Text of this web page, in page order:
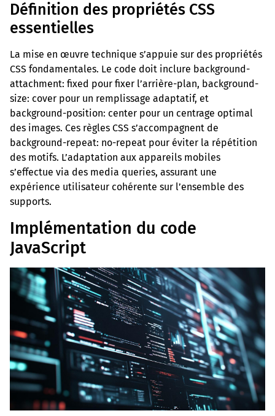
Définition des propriétés CSS
essentielles
La mise en œuvre technique s’appuie sur des propriétés
CSS fondamentales. Le code doit inclure background-
attachment: fixed pour fixer l’arrière-plan, background-
size: cover pour un remplissage adaptatif, et
background-position: center pour un centrage optimal
des images. Ces règles CSS s’accompagnent de
background-repeat: no-repeat pour éviter la répétition
des motifs. L’adaptation aux appareils mobiles
s’effectue via des media queries, assurant une
expérience utilisateur cohérente sur l’ensemble des
supports.
Implémentation du code
JavaScript